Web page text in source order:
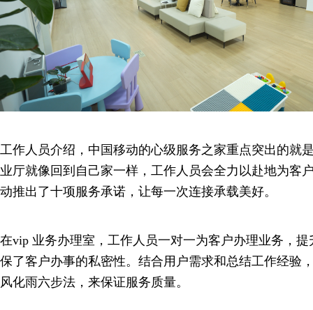
工作人员介绍，中国移动的心级服务之家重点突出的就
业厅就像回到自己家一样，工作人员会全力以赴地为客
动推出了十项服务承诺，让每一次连接承载美好。
在vip 业务办理室，工作人员一对一为客户办理业务，
保了客户办事的私密性。结合用户需求和总结工作经验
风化雨六步法，来保证服务质量。